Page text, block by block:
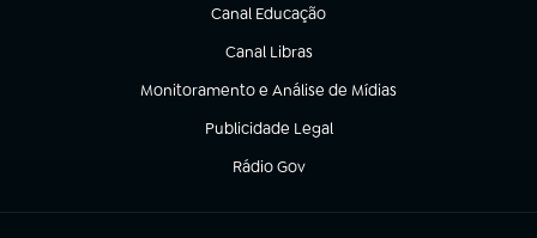
Canal Educação
(abre em nova aba)
Canal Libras
(abre em nova aba)
Monitoramento e Análise de Mídias
(abre em nova aba)
Publicidade Legal
(abre em nova aba)
Rádio Gov
(abre em nova aba)